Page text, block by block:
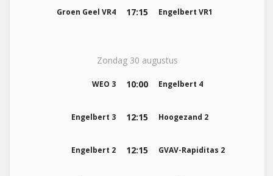
Groen Geel VR4 17:15 Engelbert VR1
Zondag 30 augustus
WEO 3 10:00 Engelbert 4
Engelbert 3 12:15 Hoogezand 2
Engelbert 2 12:15 GVAV-Rapiditas 2